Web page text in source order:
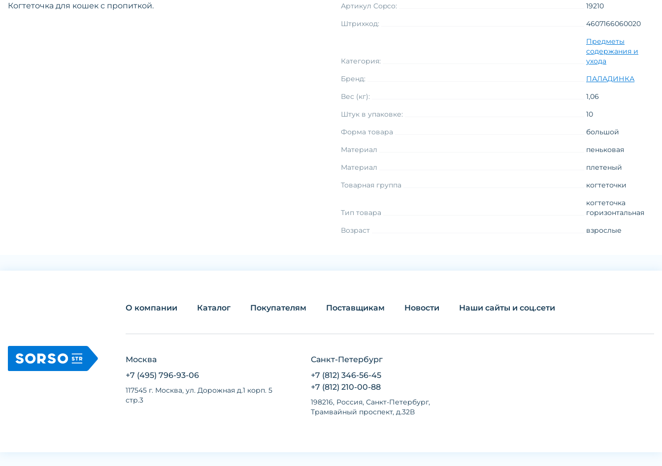
Когтеточка для кошек с пропиткой. Артикул Copco:
19210
Штрихкод:
4607166060020
Категория:
Предметы
содержания и
ухода
Бренд:
ПАЛАДИНКА
Вес (кг):
1,06
Штук в упаковке:
10
Форма товара
большой
Материал
пеньковая
Материал
плетеный
Товарная группа
когтеточки
Тип товара
когтеточка
горизонтальная
Возраст
взрослые
О компании Каталог Покупателям Поставщикам Новости Наши сайты и соц.сети
Москва
+7 (495) 796-93-06
117545 г. Москва, ул. Дорожная д.1 корп. 5
стр.3
Санкт-Петербург
+7 (812) 346-56-45
+7 (812) 210-00-88
198216, Россия, Санкт-Петербург,
Трамвайный проспект, д.32В